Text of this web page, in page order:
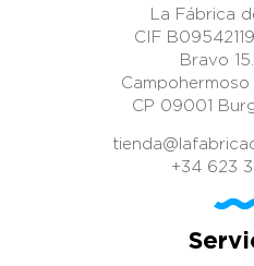
La Fábrica
CIF
Bravo
CP 09001
+34 623